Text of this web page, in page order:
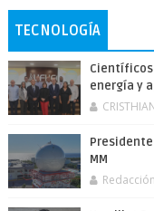
TECNOLOGÍA
energía y
MM
Redacción